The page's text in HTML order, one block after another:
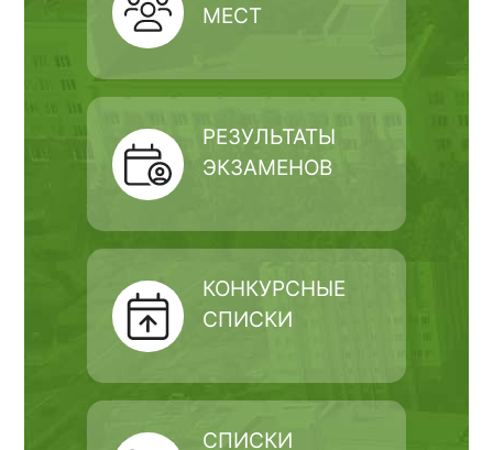
МЕСТ
РЕЗУЛЬТАТЫ
ЭКЗАМЕНОВ
КОНКУРСНЫЕ
СПИСКИ
СПИСКИ